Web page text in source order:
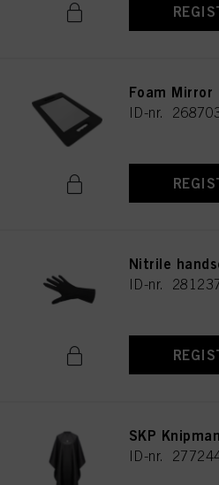
Foam Mirror
ID-nr.
Nitrile
ID-nr.
SKP
ID-nr.